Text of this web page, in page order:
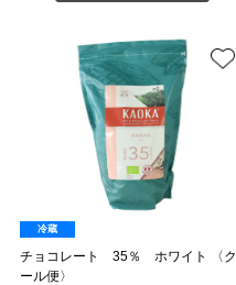
冷蔵
チョコレート 35％ ホワイト 〈ク
ール便〉